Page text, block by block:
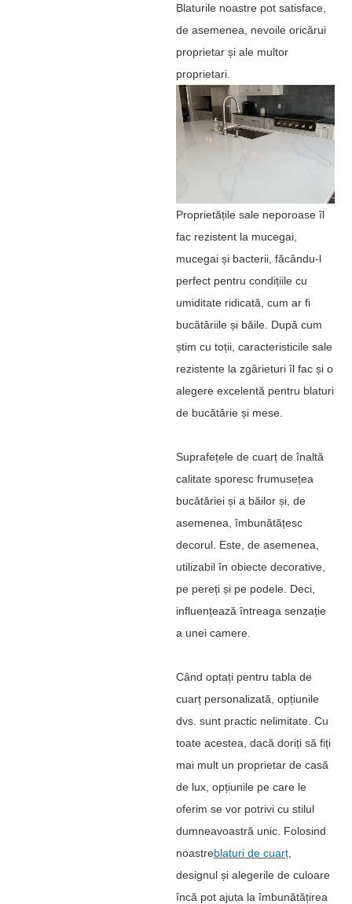
Blaturile noastre pot satisface,
de asemenea, nevoile oricărui
proprietar și ale multor
proprietari.
Proprietățile sale neporoase îl
fac rezistent la mucegai,
mucegai și bacterii, făcându-l
perfect pentru condițiile cu
umiditate ridicată, cum ar fi
bucătăriile și băile. După cum
știm cu toții, caracteristicile sale
rezistente la zgârieturi îl fac și o
alegere excelentă pentru blaturi
de bucătărie și mese.
Suprafețele de cuarț de înaltă
calitate sporesc frumusețea
bucătăriei și a băilor și, de
asemenea, îmbunătățesc
decorul. Este, de asemenea,
utilizabil în obiecte decorative,
pe pereți și pe podele. Deci,
influențează întreaga senzație
a unei camere.
Când optați pentru tabla de
cuarț personalizată, opțiunile
dvs. sunt practic nelimitate. Cu
toate acestea, dacă doriți să fiți
mai mult un proprietar de casă
de lux, opțiunile pe care le
oferim se vor potrivi cu stilul
dumneavoastră unic. Folosind
noastreblaturi de cuarț
designul și alegerile de culoare
încă pot ajuta la îmbunătățirea